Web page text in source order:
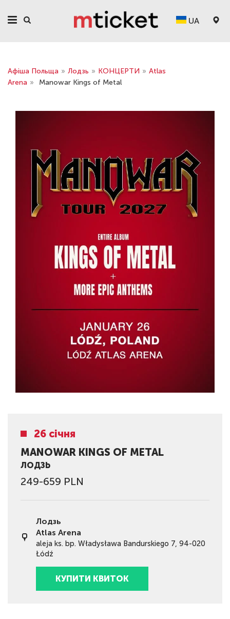
UA
Афіша Польща » Лодзь » КОНЦЕРТИ » Atlas
Arena » Manowar Kings of Metal
26 січня
MANOWAR KINGS OF METAL
ЛОДЗЬ
249-659 PLN
Лодзь
Atlas Arena
aleja ks. bp. Władysława Bandurskiego 7, 94-020
Łódź
КУПИТИ КВИТОК